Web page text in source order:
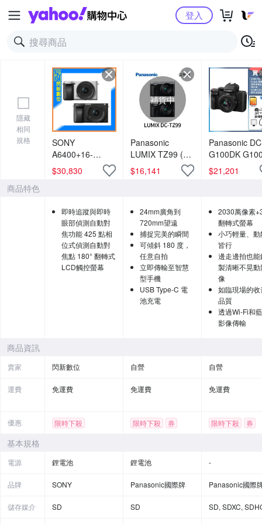
Yahoo購物中心登入
隱藏
相同
規格
SONY
A6400+16-
50mm II APSC
微單 相機
$30,830
補貨中
Panasonic
LUMIX TZ99 (公
司貨)
$16,141
Panasonic
G100DK
+ 12-32mm
鏡組 公司貨
$21,201
商品特色
即時追蹤與即時
眼部偵測自動對
焦功能 425 點相
位式偵測自動對
焦點 180° 翻轉式
LCD觸控螢幕
24mm廣角到
720mm望遠
捕捉完美的瞬間
可傾斜 180 度，
任意自拍
立即傳輸至智慧
型手機
USB Type-C 電
池充電
2030萬像素
翻轉式螢幕
小巧輕量、動
皆行
邊走邊拍也能
製清晰不晃動
像
如臨現場的收
品質
透過Wi-Fi和
影像傳輸
商品資訊
賣家 閃新數位 自營 自營
運費 免運費 免運費 免運費
優惠 限時下殺 限時下殺 券 限時下殺
券
基本規格
電源 鋰電池 鋰電池 -
品牌 SONY Panasonic國際牌 Panasonic國際
儲存媒介 SD SD SD, SDXC,